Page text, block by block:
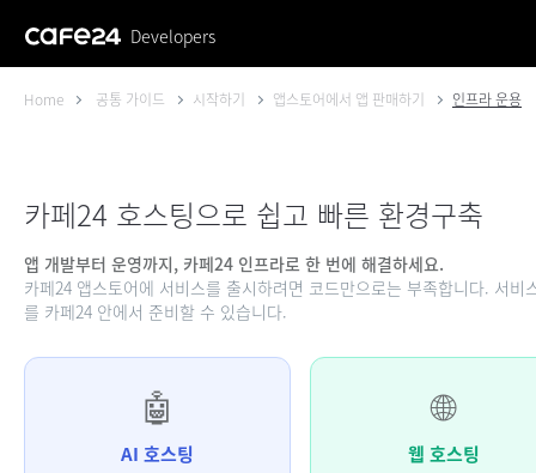
Developers
Home 공통 가이드 시작하기 앱스토어에서 앱 판매하기 인프라 운용
카페24 호스팅으로 쉽고 빠른 환경구축
앱 개발부터 운영까지, 카페24 인프라로 한 번에 해결하세요.
카페24 앱스토어에 서비스를 출시하려면 코드만으로는 부족합니다. 서
를 카페24 안에서 준비할 수 있습니다.
🤖
AI 호스팅
🌐
웹 호스팅